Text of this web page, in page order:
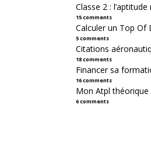
Classe 2 :
15 comments
Calculer un Top Of
5 comments
Citations
18 comments
Financer sa
16 comments
Mon Atpl théorique
6 comments